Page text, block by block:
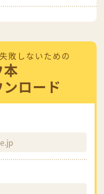
敗しないための
ロード